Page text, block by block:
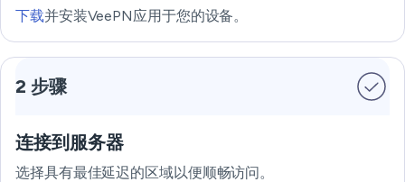
下载并安装VeePN应用于您的设备。
2 步骤
连接到服务器
选择具有最佳延迟的区域以便顺畅访问。